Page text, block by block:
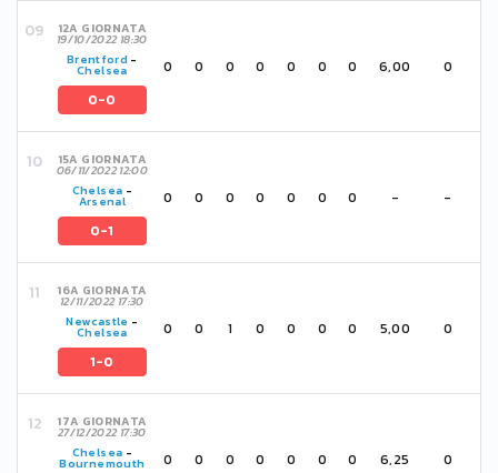
12A GIORNATA
19/10/2022 18:30
Brentford -
Chelsea
0-0
0 0 0 0 0 0 0 6,00 0
15A GIORNATA
06/11/2022 12:00
Chelsea -
Arsenal
0-1
0 0 0 0 0 0 0 - -
16A GIORNATA
12/11/2022 17:30
Newcastle -
Chelsea
1-0
0 0 1 0 0 0 0 5,00 0
17A GIORNATA
27/12/2022 17:30
Chelsea -
Bournemouth 0 0 0 0 0 0 0 6,25 0